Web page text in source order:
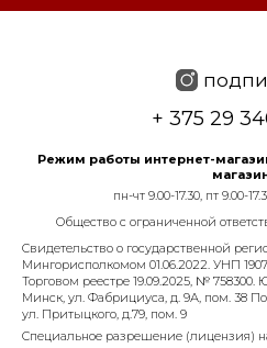
+ 375 29
Режим работы интернет-
пн-чт 9.00-17.30, пт 9.00-
Общество с ограниченной
Свидетельство о государственной
Мингорисполкомом 01.06.2022. УНП
Торговом реестре 19.09.2025, № 758300.
Минск, ул. Фабрициуса, д. 9А, пом. 38
ул. Притыцкого, д.79, пом. 9
Специальное разрешение (лицензия)